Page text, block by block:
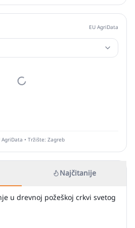
EU AgriData
AgriData • Tržište: Zagreb
Najčitanije
u drevnoj požeškoj crkvi svetog